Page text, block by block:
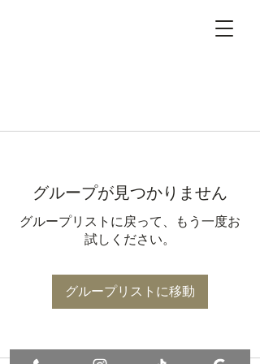
グループが見つかりません
グループリストに戻って、もう一度お
試しください。
グループリストに移動